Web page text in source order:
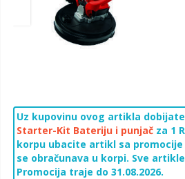
Uz kupovinu ovog artikla dobijate
Starter-Kit Bateriju i punjač za 1
korpu ubacite artikl sa
se obračunava u korpi. Sve
Promocija traje do 31.08.2026.